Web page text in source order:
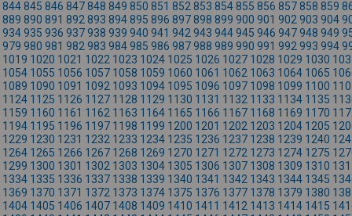
844845 846 847848 849 850 851 852 853 854855 856 857858 859
889 890 891 892 893 894895 896 897898 899 900 901 902 903 904
934935 936 937938 939 940 941 942 943 944945 946 947948 949
979 980 981 982 983 984985 986 987988 989 990 991 992 993 994
1019 1020 1021 1022 1023 1024 1025 1026 1027 1028 1029 1030
1054 1055 1056 1057 1058 1059 1060 1061 1062 1063 1064 1065
1089 1090 1091 1092 1093 1094 1095 1096 1097 1098 1099 1100
1124 1125 1126 1127 1128 1129 1130 1131 1132 1133 1134 1135
1159 1160 1161 1162 1163 1164 1165 1166 1167 1168 1169 1170
1194 1195 1196 1197 1198 1199 1200 1201 1202 1203 1204 1205
1229 1230 1231 1232 1233 1234 1235 1236 1237 1238 1239 1240
1264 1265 1266 1267 1268 1269 1270 1271 1272 1273 1274 1275
1299 1300 1301 1302 1303 1304 1305 1306 1307 1308 1309 1310
1334 1335 1336 1337 1338 1339 1340 1341 1342 1343 1344 1345
1369 1370 1371 1372 1373 1374 1375 1376 1377 1378 1379 1380
1404 1405 1406 1407 1408 1409 1410 1411 1412 1413 1414 1415